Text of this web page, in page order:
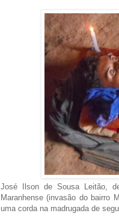
José Ilson de Sousa Leitão,
Maranhense (invasão do bairro
uma corda na madrugada de